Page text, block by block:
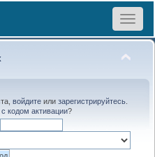
Toggle
войдитеили зарегистрируйтесь.
кодом активации?